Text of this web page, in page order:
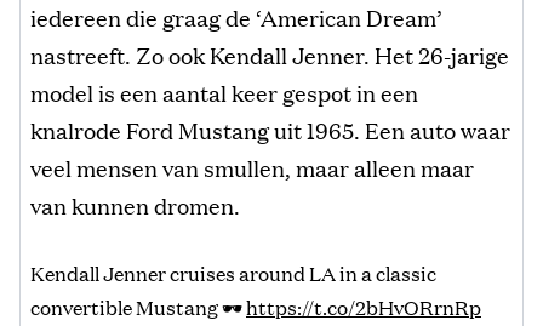
iedereen die graag de ‘American Dream’
nastreeft. Zo ook Kendall Jenner. Het 26-jarige
model is een aantal keer gespot in een
knalrode Ford Mustang uit 1965. Een auto waar
veel mensen van smullen, maar alleen maar
van kunnen dromen.
Kendall Jenner cruises around LA in a classic
convertible Mustang 🕶https://t.co/2bHvORrnRp